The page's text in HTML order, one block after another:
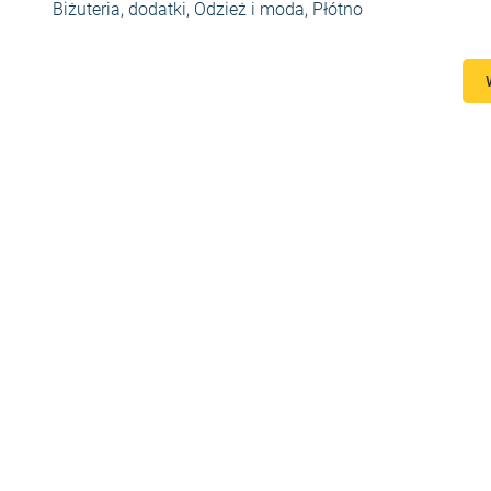
Biżuteria, dodatki, Odzież i moda, Płótno